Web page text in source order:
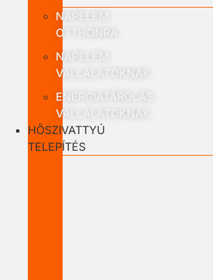
NAPELEM
OTTHONRA
NAPELEM
VÁLLALATOKNAK
ENERGIATÁROLÁS
VÁLLALATOKNAK
HŐSZIVATTYÚ
TELEPÍTÉS